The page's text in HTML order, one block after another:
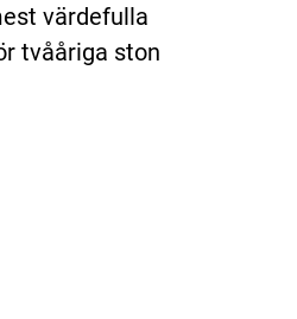
värdefulla
tvååriga ston